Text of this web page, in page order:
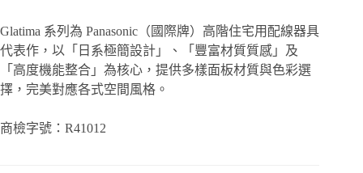
NT$420
到
NT$1,450
Glatima 系列為 Panasonic（國際牌）高階住宅用配線器具
代表作，以「日系極簡設計」、「豐富材質質感」及
「高度機能整合」為核心，提供多樣面板材質與色彩選
擇，完美對應各式空間風格。
商檢字號：R41012